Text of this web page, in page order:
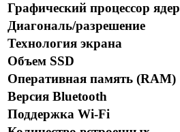
Графический процессор ядер
Диагональ/разрешение
Технология экрана
Объем SSD
Оперативная память (RAM)
Версия Bluetooth
Поддержка Wi-Fi